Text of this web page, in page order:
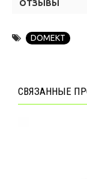
ОТЗЫВЫ
DOMEKT
СВЯЗАННЫЕ